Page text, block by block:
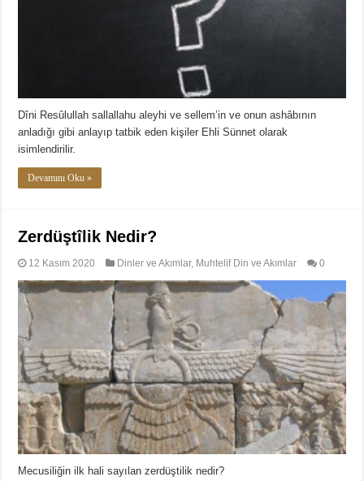
Dîni Resûlullah sallallahu aleyhi ve sellem’in ve onun ashâbının
anladığı gibi anlayıp tatbik eden kişiler Ehli Sünnet olarak
isimlendirilir.
Devamını Oku »
Zerdüştîlik Nedir?
12 Kasım 2020 Dinler ve Akımlar, Muhtelif Din ve Akımlar 0
Mecusiliğin ilk hali sayılan zerdüştilik nedir?